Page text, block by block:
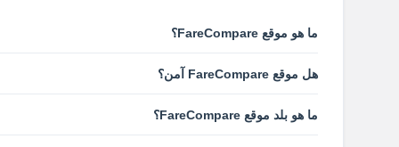
ما هو موقع FareCompare؟
هل موقع FareCompare آمن؟
ما هو بلد موقع FareCompare؟